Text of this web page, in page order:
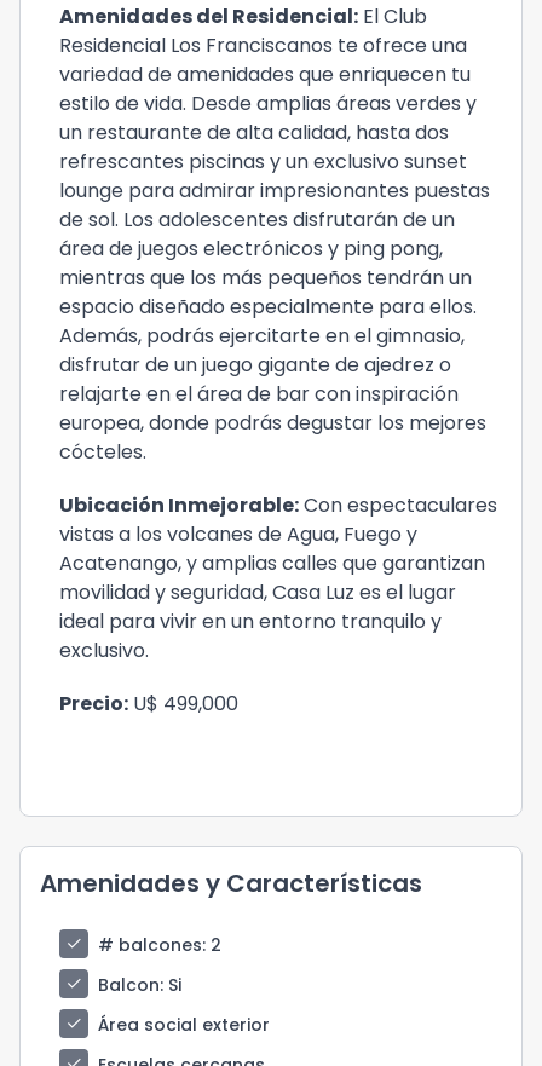
Amenidades del Residencial: El Club
Residencial Los Franciscanos te ofrece una
variedad de amenidades que enriquecen tu
estilo de vida. Desde amplias áreas verdes y
un restaurante de alta calidad, hasta dos
refrescantes piscinas y un exclusivo sunset
lounge para admirar impresionantes puestas
de sol. Los adolescentes disfrutarán de un
área de juegos electrónicos y ping pong,
mientras que los más pequeños tendrán un
espacio diseñado especialmente para ellos.
Además, podrás ejercitarte en el gimnasio,
disfrutar de un juego gigante de ajedrez o
relajarte en el área de bar con inspiración
europea, donde podrás degustar los mejores
cócteles.
Ubicación Inmejorable:Con espectaculares
vistas a los volcanes de Agua, Fuego y
Acatenango, y amplias calles que garantizan
movilidad y seguridad, Casa Luz es el lugar
ideal para vivir en un entorno tranquilo y
exclusivo.
Precio: U$ 499,000
Amenidades y Características
check # balcones: 2
check
Balcon: Si
check
Área social exterior